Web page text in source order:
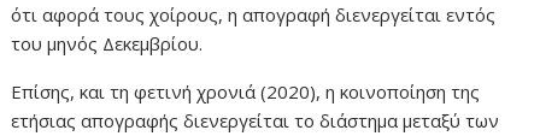
ότι αφορά τους χοίρους, η απογραφή διενεργείται εντός
του μηνός Δεκεμβρίου.
Επίσης, και τη φετινή χρονιά (2020), η κοινοποίηση της
ετήσιας απογραφής διενεργείται το διάστημα μεταξύ των